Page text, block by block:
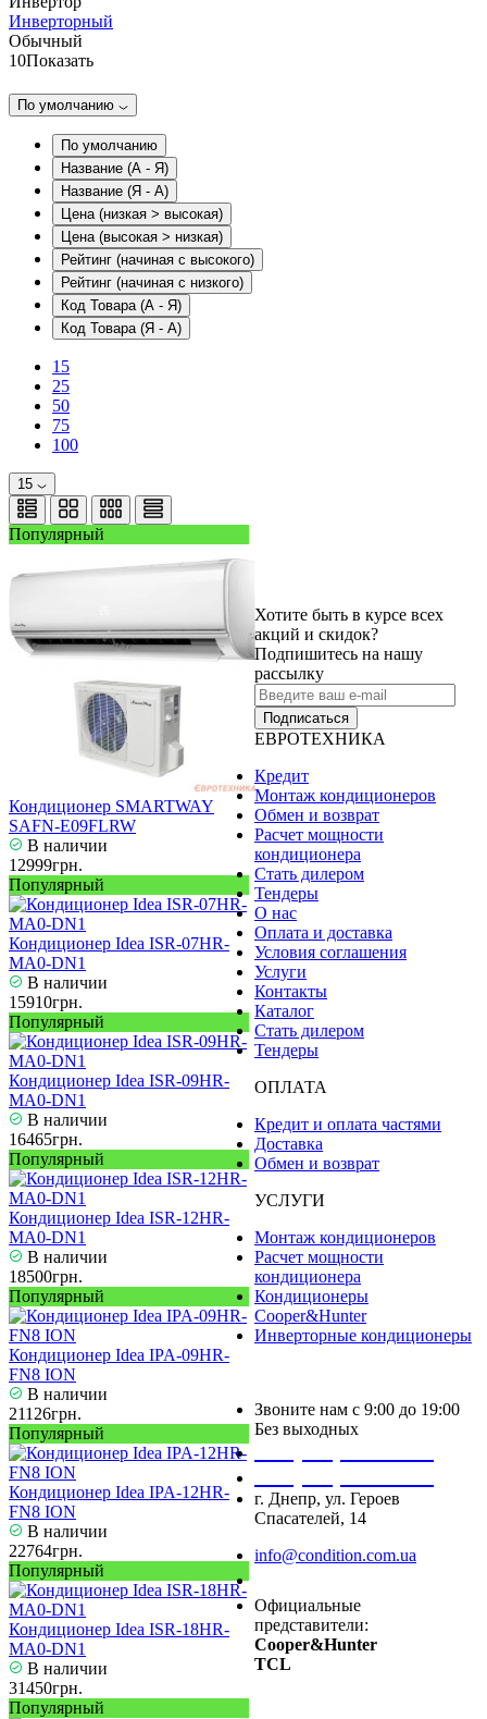
Инверторный
Обычный
10Показать
По умолчанию
По умолчанию
Название (А - Я)
Название (Я - А)
Цена (низкая > высокая)
Цена (высокая > низкая)
Рейтинг (начиная с высокого)
Рейтинг (начиная с низкого)
Код Товара (А - Я)
Код Товара (Я - А)
15
25
50
75
100
15
Популярный
Кондиционер SMARTWAY
SAFN-E09FLRW
В наличии
12999грн.
Популярный
Кондиционер Idea ISR-07HR-
MA0-DN1
В наличии
15910грн.
Популярный
Кондиционер Idea ISR-09HR-
MA0-DN1
В наличии
16465грн.
Популярный
Кондиционер Idea ISR-12HR-
MA0-DN1
В наличии
18500грн.
Популярный
Кондиционер Idea IPA-09HR-
FN8 ION
В наличии
21126грн.
Популярный
Кондиционер Idea IPA-12HR-
FN8 ION
В наличии
22764грн.
Популярный
Кондиционер Idea ISR-18HR-
MA0-DN1
В наличии
31450грн.
Популярный
Хотите быть в курсе всех
акций и скидок?
Подпишитесь на нашу
рассылку
Подписаться
ЕВРОТЕХНИКА
Кредит
Монтаж кондиционеров
Обмен и возврат
Расчет мощности
кондиционера
Стать дилером
Тендеры
О нас
Оплата и доставка
Условия соглашения
Услуги
Контакты
Каталог
Стать дилером
Тендеры
ОПЛАТА
Кредит и оплата частями
Доставка
Обмен и возврат
УСЛУГИ
Монтаж кондиционеров
Расчет мощности
кондиционера
Кондиционеры
Cooper&Hunter
Инверторные кондиционеры
Звоните нам с 9:00 до 19:00
Без выходных
г. Днепр, ул. Героев
Спасателей, 14
info@condition.com.ua
Официальные
представители:
Cooper&Hunter
TCL